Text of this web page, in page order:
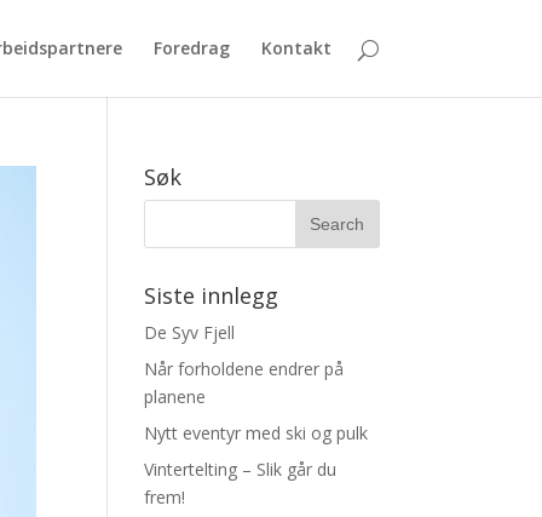
Foredrag Kontakt
Søk
Siste innlegg
De Syv Fjell
Når forholdene endrer på
planene
Nytt eventyr med ski og pulk
Vintertelting – Slik går du
frem!